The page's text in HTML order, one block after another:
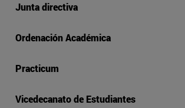
Junta directiva
Ordenación Académica
Practicum
Vicedecanato de Estudiantes